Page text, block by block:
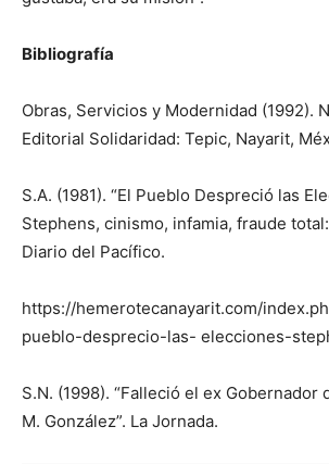
Bibliografía
Obras, Servicios y Modernidad (1992).
Editorial Solidaridad: Tepic, Nayarit,
S.A. (1981). “El Pueblo Despreció las
Stephens, cinismo, infamia, fraude
Diario del Pacífico.
https://hemerotecanayarit.com/
pueblo-desprecio-las- elecciones-
S.N. (1998). “Falleció el ex Gobernador
M. González”. La Jornada.